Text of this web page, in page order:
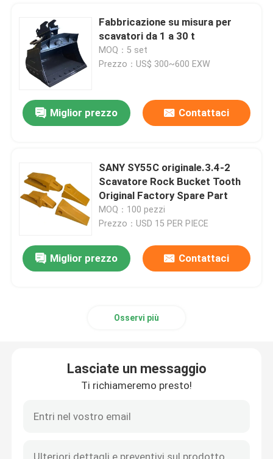
Fabbricazione su misura per
scavatori da 1 a 30 t
MOQ：5 set
Prezzo：US$ 300~600 EXW
Miglior prezzo Contattaci
SANY SY55C originale.3.4-2
Scavatore Rock Bucket Tooth
Original Factory Spare Part
MOQ：100 pezzi
Prezzo：USD 15 PER PIECE
Miglior prezzo Contattaci
Osservi più
Lasciate un messaggio
Ti richiameremo presto!